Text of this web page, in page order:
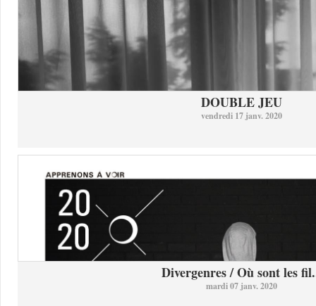
DOUBLE JEU
vendredi 17 janv. 2020
Divergenres / Où sont les
mardi 07 janv. 2020